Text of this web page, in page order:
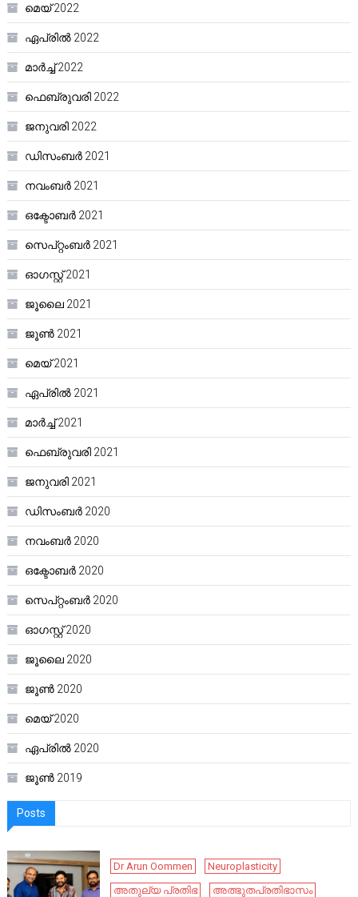
മെയ്‌ 2022
ഏപ്രിൽ 2022
മാർച്ച്‌ 2022
ഫെബ്രുവരി 2022
ജനുവരി 2022
ഡിസംബർ 2021
നവംബർ 2021
ഒക്ടോബർ 2021
സെപ്റ്റംബർ 2021
ഓഗസ്റ്റ്‌ 2021
ജൂലൈ 2021
ജൂൺ 2021
മെയ്‌ 2021
ഏപ്രിൽ 2021
മാർച്ച്‌ 2021
ഫെബ്രുവരി 2021
ജനുവരി 2021
ഡിസംബർ 2020
നവംബർ 2020
ഒക്ടോബർ 2020
സെപ്റ്റംബർ 2020
ഓഗസ്റ്റ്‌ 2020
ജൂലൈ 2020
ജൂൺ 2020
മെയ്‌ 2020
ഏപ്രിൽ 2020
ജൂൺ 2019
Posts
Dr Arun Oommen
Neuroplasticity
അതുല്യ പ്രതിഭ
അത്ഭുതപ്രതിഭാസം